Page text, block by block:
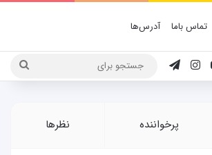
تماس باما آدرس‌ها
یوتیوباینستاگرام
تلگرام
پرخواننده نظرها